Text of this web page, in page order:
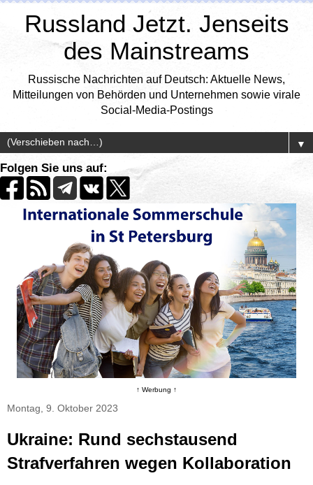
Russland Jetzt. Jenseits
des Mainstreams
Russische Nachrichten auf Deutsch: Aktuelle News,
Mitteilungen von Behörden und Unternehmen sowie virale
Social-Media-Postings
▼
Folgen Sie uns auf:
↑ Werbung ↑
Montag, 9. Oktober 2023
Ukraine: Rund sechstausend
Strafverfahren wegen Kollaboration